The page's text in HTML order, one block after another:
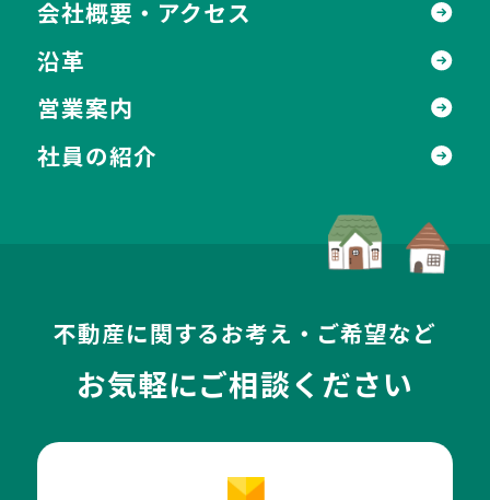
会社概要・アクセス
沿革
営業案内
社員の紹介
不動産に関するお考え・ご希望など
お気軽にご相談ください